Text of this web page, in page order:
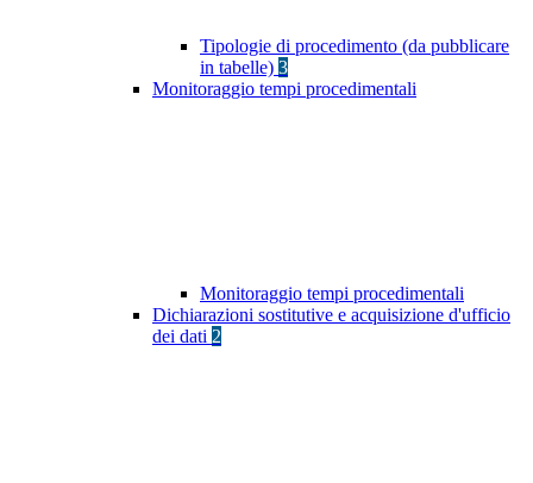
Tipologie di procedimento (da pubblicare
in tabelle) 3
Monitoraggio tempi procedimentali
Monitoraggio tempi procedimentali
Dichiarazioni sostitutive e acquisizione d'ufficio
dei dati 2